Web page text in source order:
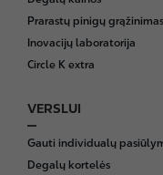
e
r
Prarastų pinigų grąžinimas
Inovacijų laboratorija
Circle K extra
VERSLUI
Gauti individualų
Degalų kortelės